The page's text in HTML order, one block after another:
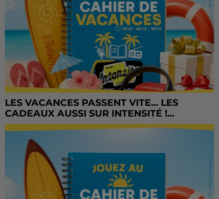
LES VACANCES PASSENT VITE... LES
CADEAUX AUSSI SUR INTENSITÉ !...